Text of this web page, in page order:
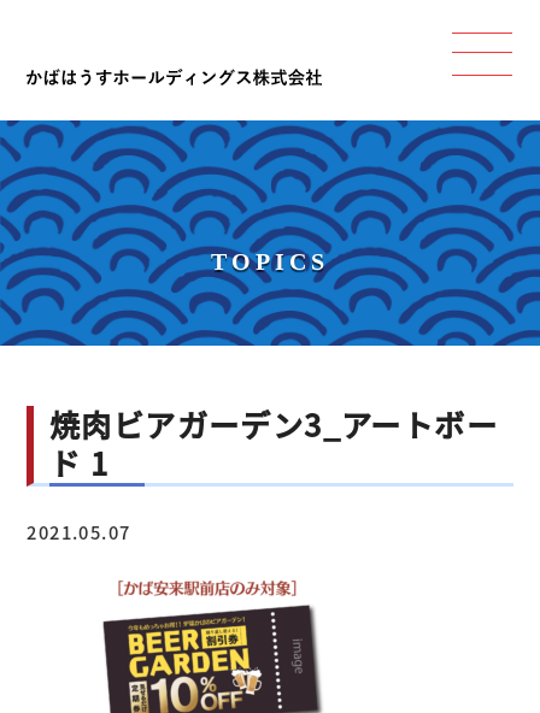
TOPICS
焼肉ビアガーデン3_アートボー
ド 1
2021.05.07